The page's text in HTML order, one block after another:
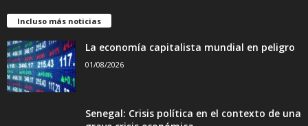
Incluso más noticias
La economía capitalista mundial en peligro
01/08/2026
Senegal: Crisis política en el contexto de una